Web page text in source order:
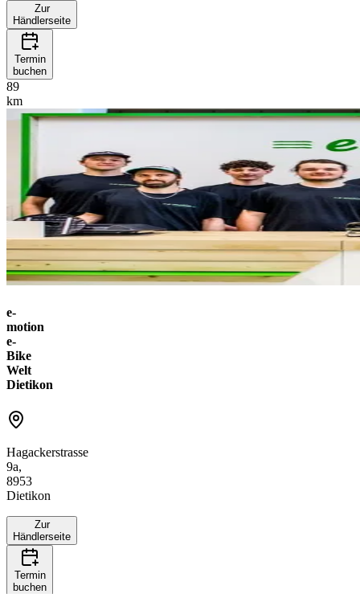
Zur
Händlerseite
Termin
buchen
89
km
e-
motion
e-
Bike
Welt
Dietikon
Hagackerstrasse
9a,
8953
Dietikon
Zur
Händlerseite
Termin
buchen